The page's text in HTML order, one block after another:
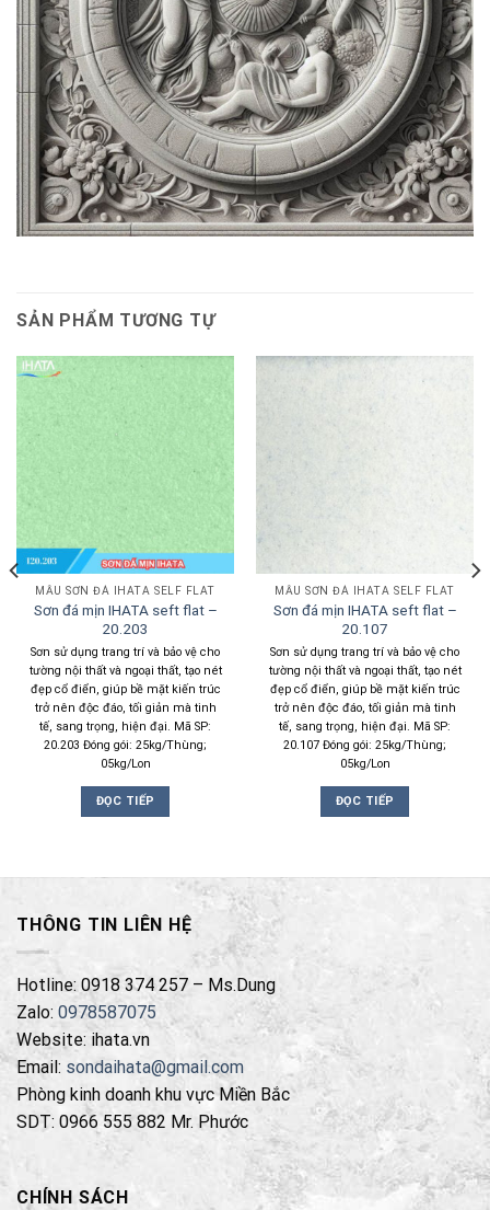
SẢN PHẨM TƯƠNG TỰ
MẪU SƠN ĐÁ IHATA SELF FLAT
Sơn đá mịn IHATA seft flat –
20.203
Sơn sử dụng trang trí và bảo vệ cho
tường nội thất và ngoại thất, tạo nét
đẹp cổ điển, giúp bề mặt kiến trúc
trở nên độc đáo, tối giản mà tinh
tế, sang trọng, hiện đại. Mã SP:
20.203 Đóng gói: 25kg/Thùng;
05kg/Lon
ĐỌC TIẾP
MẪU SƠN ĐÁ IHATA SELF FLAT
Sơn đá mịn IHATA seft flat –
20.107
Sơn sử dụng trang trí và bảo vệ cho
tường nội thất và ngoại thất, tạo nét
đẹp cổ điển, giúp bề mặt kiến trúc
trở nên độc đáo, tối giản mà tinh
tế, sang trọng, hiện đại. Mã SP:
20.107 Đóng gói: 25kg/Thùng;
05kg/Lon
ĐỌC TIẾP
THÔNG TIN LIÊN HỆ
Hotline: 0918 374 257 – Ms.Dung
Zalo: 0978587075
Website: ihata.vn
Email: sondaihata@gmail.com
Phòng kinh doanh khu vực Miền Bắc
SDT: 0966 555 882 Mr. Phước
CHÍNH SÁCH